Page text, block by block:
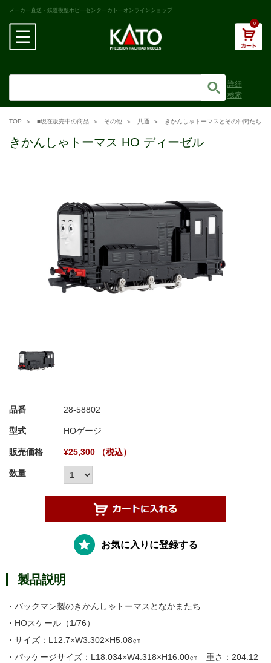
メーカー直送・鉄道模型ホビーセンターカトーオンラインショップ
0
詳細
検索
TOP ■現在販売中の商品 その他 共通 きかんしゃトーマスとその仲間たち
きかんしゃトーマス HO ディーゼル
品番 28-58802
型式 HOゲージ
販売価格 ¥25,300 （税込）
数量
お気に入りに登録する
製品説明
・バックマン製のきかんしゃトーマスとなかまたち
・HOスケール（1/76）
・サイズ：L12.7×W3.302×H5.08㎝
・パッケージサイズ：L18.034×W4.318×H16.00㎝ 重さ：204.12